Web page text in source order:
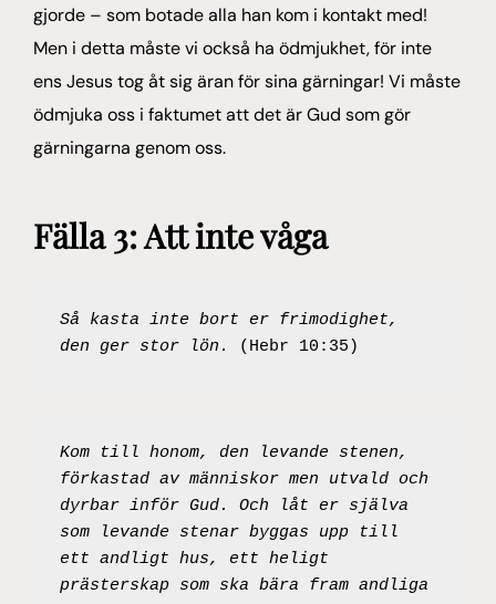
gjorde – som botade alla han kom i kontakt med!
Men i detta måste vi också ha ödmjukhet, för inte
ens Jesus tog åt sig äran för sina gärningar! Vi måste
ödmjuka oss i faktumet att det är Gud som gör
gärningarna genom oss.
Fälla 3: Att inte våga
Så kasta inte bort er frimodighet,
den ger stor lön.
(Hebr 10:35)
Kom till honom, den levande stenen,
förkastad av människor men utvald och
dyrbar inför Gud. Och låt er själva
som levande stenar byggas upp till
ett andligt hus, ett heligt
prästerskap som ska bära fram andliga